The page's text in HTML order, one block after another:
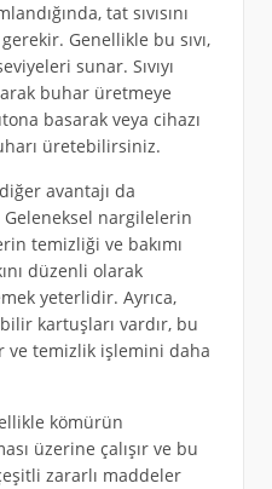
tat sıvısını
Genellikle bu sıvı,
sunar. Sıvıyı
buhar üretmeye
basarak veya cihazı
üretebilirsiniz.
avantajı da
Geleneksel nargilelerin
temizliği ve bakımı
düzenli olarak
yeterlidir. Ayrıca,
kartuşları vardır, bu
ve temizlik işlemini daha
kömürün
üzerine çalışır ve bu
zararlı maddeler